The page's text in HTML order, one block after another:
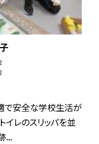
で安全な学校生活が
イレのスリッパを並
...